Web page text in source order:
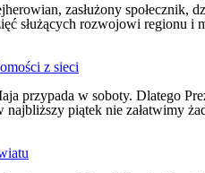
zasłużony
służących rozwojowi regionu
z sieci
przypada w soboty. Dlatego
najbliższy piątek nie załatwimy